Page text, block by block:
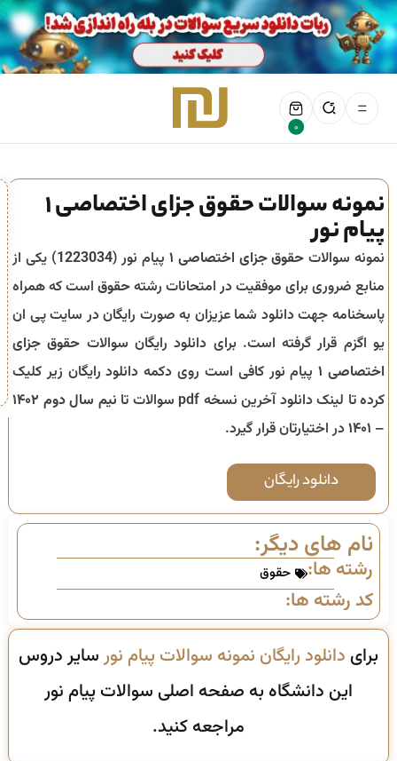
0
نمونه سوالات حقوق جزای اختصاصی 1
پیام نور
نمونه سوالات حقوق جزای اختصاصی ۱ پیام نور (1223034) یکی از
منابع ضروری برای موفقیت در امتحانات رشتهحقوق است که همراه
پاسخنامه جهت دانلود شما عزیزان به صورت رایگان در سایت پی ان
یو اگزم قرار گرفته است. برای دانلود رایگان سوالات حقوق جزای
اختصاصی ۱ پیام نور کافی است روی دکمه دانلود رایگان زیر کلیک
کرده تا لینک دانلود آخرین نسخه pdf سوالات تا
نیم سال دوم ۱۴۰۲
– ۱۴۰۱
در اختیارتان قرار گیرد.
دانلود رایگان
نام های دیگر:
رشته ها: حقوق
کد رشته ها:
برای دانلود رایگان نمونه سوالات پیام نورسایر دروس
این دانشگاه به صفحه اصلی سوالات پیام نور
مراجعه کنید.